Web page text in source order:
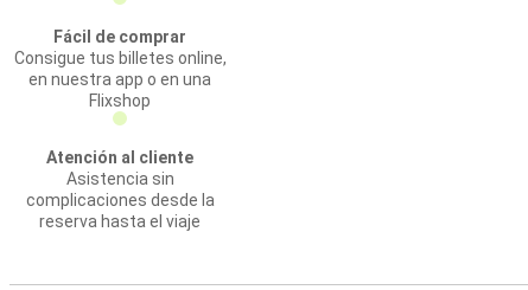
Fácil de comprar
Consigue tus billetes online,
en nuestra app o en una
Flixshop
Atención al cliente
Asistencia sin
complicaciones desde la
reserva hasta el viaje